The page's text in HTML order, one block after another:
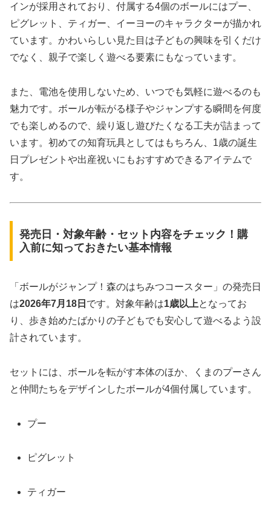
インが採用されており、付属する4個のボールにはプー、
ピグレット、ティガー、イーヨーのキャラクターが描かれ
ています。かわいらしい見た目は子どもの興味を引くだけ
でなく、親子で楽しく遊べる要素にもなっています。
また、電池を使用しないため、いつでも気軽に遊べるのも
魅力です。ボールが転がる様子やジャンプする瞬間を何度
でも楽しめるので、繰り返し遊びたくなる工夫が詰まって
います。初めての知育玩具としてはもちろん、1歳の誕生
日プレゼントや出産祝いにもおすすめできるアイテムで
す。
発売日・対象年齢・セット内容をチェック！購
入前に知っておきたい基本情報
「ボールがジャンプ！森のはちみつコースター」の発売日
は2026年7月18日 です。対象年齢は1歳以上となってお
り、歩き始めたばかりの子どもでも安心して遊べるよう設
計されています。
セットには、ボールを転がす本体のほか、くまのプーさん
と仲間たちをデザインしたボールが4個付属しています。
プー
ピグレット
ティガー